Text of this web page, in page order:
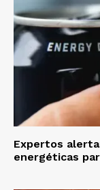
Expertos
energéticas